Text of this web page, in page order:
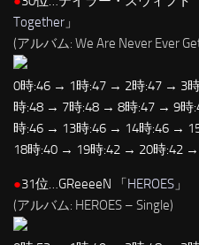
Together 」
(アルバム: We Are Never Ever
0時:46 → 1時:47 → 2時:47 → 3
時:48 → 7時:48 → 8時:47 → 9
時:46 → 13時:46 → 14時:46 →
18時:40 → 19時:42 → 20時:42
●31位…GReeeeN 「HEROES 」
(アルバム: HEROES – Single)